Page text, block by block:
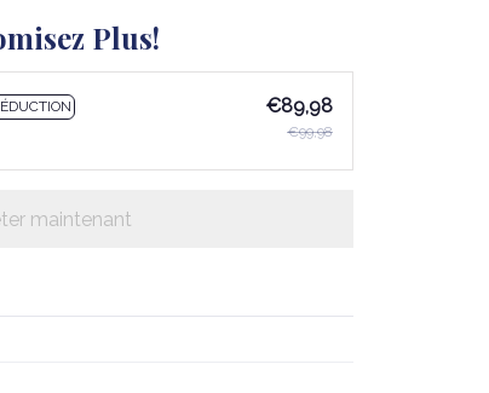
Plus!
€89,98
€99,98
maintenant